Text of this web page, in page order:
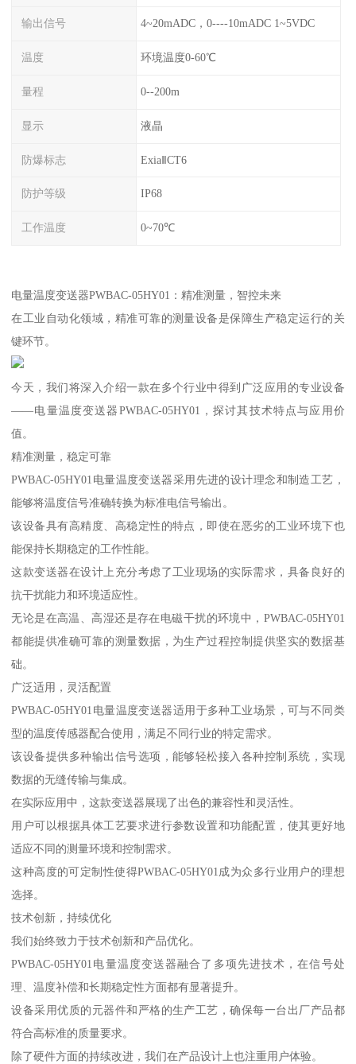
输出信号 4~20mADC，0----10mADC 1~5VDC
温度 环境温度0-60℃
量程 0--200m
显示 液晶
防爆标志 ExiaⅡCT6
防护等级 IP68
工作温度 0~70℃
电量温度变送器PWBAC-05HY01：精准测量，智控未来
在工业自动化领域，精准可靠的测量设备是保障生产稳定运行的关
键环节。
今天，我们将深入介绍一款在多个行业中得到广泛应用的专业设备
——电量温度变送器PWBAC-05HY01，探讨其技术特点与应用价
值。
精准测量，稳定可靠
PWBAC-05HY01电量温度变送器采用先进的设计理念和制造工艺，
能够将温度信号准确转换为标准电信号输出。
该设备具有高精度、高稳定性的特点，即使在恶劣的工业环境下也
能保持长期稳定的工作性能。
这款变送器在设计上充分考虑了工业现场的实际需求，具备良好的
抗干扰能力和环境适应性。
无论是在高温、高湿还是存在电磁干扰的环境中，PWBAC-05HY01
都能提供准确可靠的测量数据，为生产过程控制提供坚实的数据基
础。
广泛适用，灵活配置
PWBAC-05HY01电量温度变送器适用于多种工业场景，可与不同类
型的温度传感器配合使用，满足不同行业的特定需求。
该设备提供多种输出信号选项，能够轻松接入各种控制系统，实现
数据的无缝传输与集成。
在实际应用中，这款变送器展现了出色的兼容性和灵活性。
用户可以根据具体工艺要求进行参数设置和功能配置，使其更好地
适应不同的测量环境和控制需求。
这种高度的可定制性使得PWBAC-05HY01成为众多行业用户的理想
选择。
技术创新，持续优化
我们始终致力于技术创新和产品优化。
PWBAC-05HY01电量温度变送器融合了多项先进技术，在信号处
理、温度补偿和长期稳定性方面都有显著提升。
设备采用优质的元器件和严格的生产工艺，确保每一台出厂产品都
符合高标准的质量要求。
除了硬件方面的持续改进，我们在产品设计上也注重用户体验。